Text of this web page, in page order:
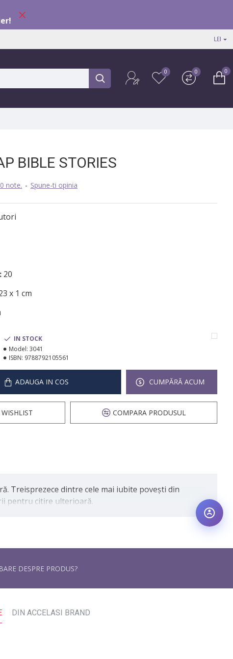
LEI
0 0 0
BIBLE STORIES
note. - Spune-ti opinia
20
x 1 cm
IN STOCK
Model: 3041
ISBN: 9788792105561
ADAUGA IN COS CUMPĂRĂ ACUM
COMPARA PRODUSUL
Treisprezece dintre cele mai iubite povești din
pentru citire ulterioară.
DESPRE PRODUS?
DIN ACCELASI BRAND